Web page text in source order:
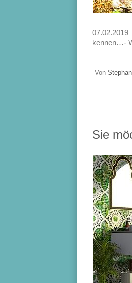
07.02.2019
kennen…-
Von
Sie